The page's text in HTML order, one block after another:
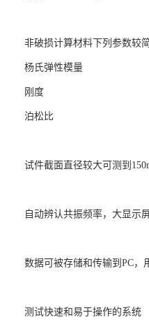
非破损计算材料下列参数较
杨氏弹性模量
刚度
泊松比
试件截面直径较大可测到
自动辨认共振频率，大显示
数据可被存储和传输到PC，
测试快速和易于操作的系统